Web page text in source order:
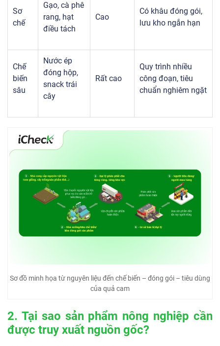
Sơ
chế
Gạo, cà phê
rang, hạt
điều tách
Cao
Có khâu đóng gói,
lưu kho ngắn hạn
Chế
biến
sâu
Nước ép
đóng hộp,
snack trái
cây
Rất cao
Quy trình nhiều
công đoạn, tiêu
chuẩn nghiêm ngặt
Sơ đồ minh họa từ nguyên liệu đến chế biến – đóng gói – tiêu dùng
của quả cam
2. Tại sao sản phẩm nông nghiệp cần
được truy xuất nguồn gốc?